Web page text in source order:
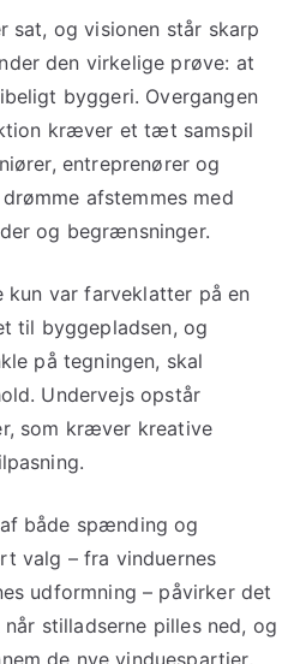
sat, og visionen står skarp
den virkelige prøve: at
byggeri. Overgangen
kræver et tæt samspil
entreprenører og
afstemmes med
og begrænsninger.
kun var farveklatter på en
til byggepladsen, og
på tegningen, skal
Undervejs opstår
som kræver kreative
både spænding og
valg – fra vinduernes
udformning – påvirker det
stilladserne pilles ned, og
de nye vinduespartier,